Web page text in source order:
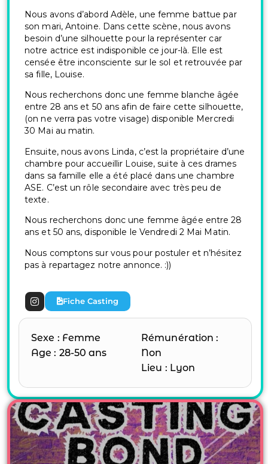
Nous avons d’abord Adèle, une femme battue par
son mari, Antoine. Dans cette scène, nous avons
besoin d’une silhouette pour la représenter car
notre actrice est indisponible ce jour-là. Elle est
censée être inconsciente sur le sol et retrouvée par
sa fille, Louise.
Nous recherchons donc une femme blanche âgée
entre 28 ans et 50 ans afin de faire cette silhouette,
(on ne verra pas votre visage) disponible Mercredi
30 Mai au matin.
Ensuite, nous avons Linda, c’est la propriétaire d’une
chambre pour accueillir Louise, suite à ces drames
dans sa famille elle a été placé dans une chambre
ASE. C’est un rôle secondaire avec très peu de
texte.
Nous recherchons donc une femme âgée entre 28
ans et 50 ans, disponible le Vendredi 2 Mai Matin.
Nous comptons sur vous pour postuler et n’hésitez
pas à repartagez notre annonce. :))
Fiche Casting
Sexe : Femme
Age : 28-50 ans
Rémunération :
Non
Lieu : Lyon